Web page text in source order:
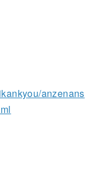
anzenans